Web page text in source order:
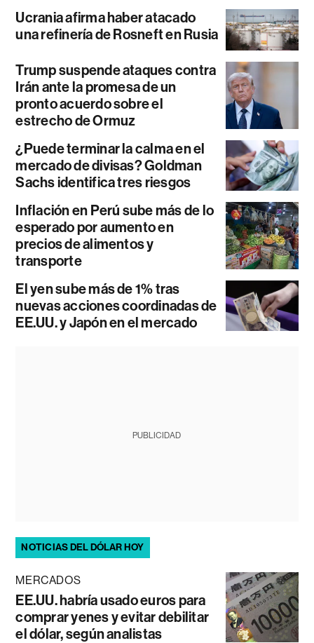
Ucrania afirma haber atacado
una refinería de Rosneft en Rusia
Trump suspende ataques contra
Irán ante la promesa de un
pronto acuerdo sobre el
estrecho de Ormuz
¿Puede terminar la calma en el
mercado de divisas? Goldman
Sachs identifica tres riesgos
Inflación en Perú sube más de lo
esperado por aumento en
precios de alimentos y
transporte
El yen sube más de 1% tras
nuevas acciones coordinadas de
EE.UU. y Japón en el mercado
PUBLICIDAD
NOTICIAS DEL DÓLAR HOY
MERCADOS
EE.UU. habría usado euros para
comprar yenes y evitar debilitar
el dólar, según analistas